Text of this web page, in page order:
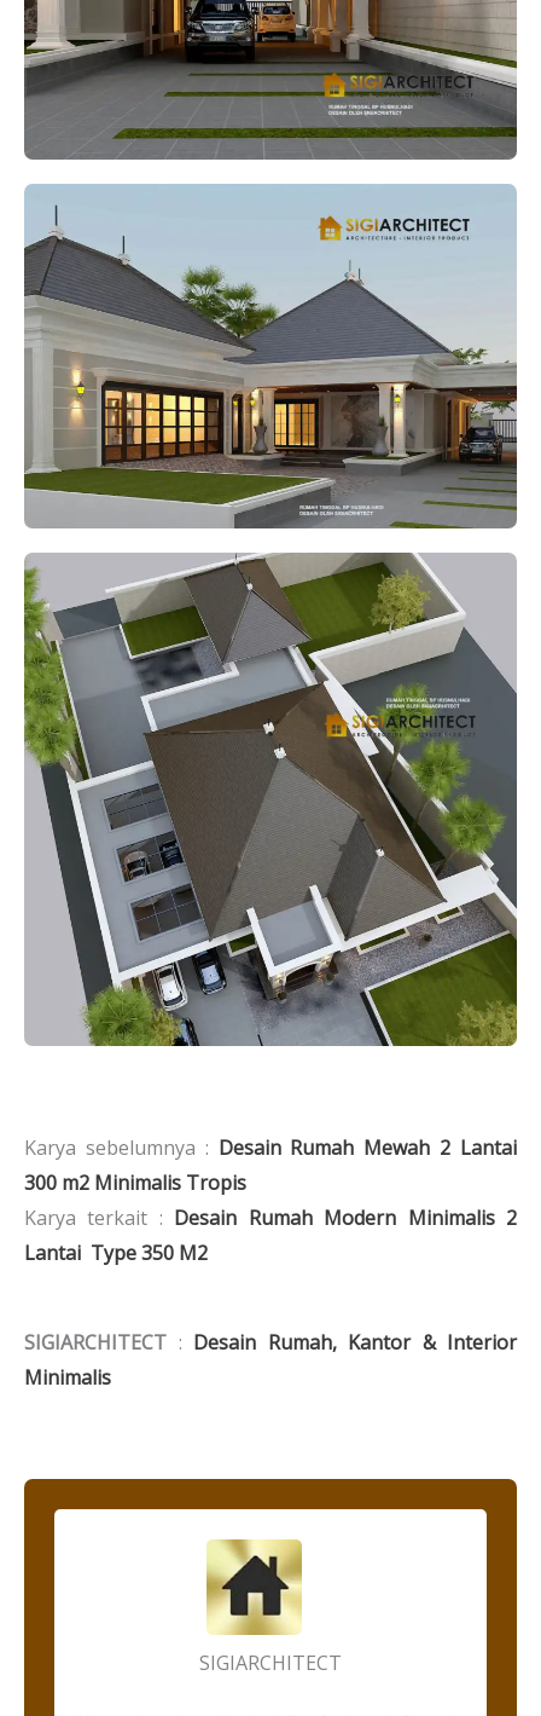
Karya sebelumnya : Desain Rumah Mewah 2 Lantai
300 m2 Minimalis Tropis
Karya terkait : Desain Rumah Modern Minimalis 2
Lantai Type 350 M2
SIGIARCHITECT : Desain Rumah, Kantor & Interior
Minimalis
SIGIARCHITECT